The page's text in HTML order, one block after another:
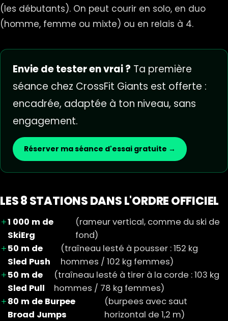
(les débutants). On peut courir en solo, en duo
(homme, femme ou mixte) ou en relais à 4.
Envie de tester en vrai ? Ta première
séance chez CrossFit Giants est offerte :
encadrée, adaptée à ton niveau, sans
engagement.
Réserver ma séance d'essai gratuite →
LES 8 STATIONS DANS L'ORDRE OFFICIEL
1 000 m de
SkiErg
(rameur vertical, comme du ski de
fond)
50 m de
Sled Push
(traîneau lesté à pousser : 152 kg
hommes / 102 kg femmes)
50 m de
Sled Pull
(traîneau lesté à tirer à la corde : 103 kg
hommes / 78 kg femmes)
80 m de Burpee
Broad Jumps
(burpees avec saut
horizontal de 1,2 m)